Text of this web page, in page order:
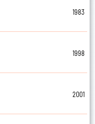
1983
1998
2001